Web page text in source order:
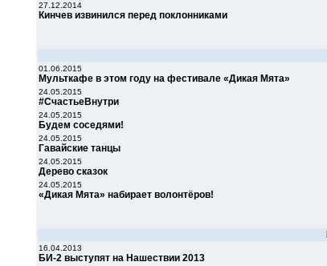
27.12.2014
Кинчев извинился перед поклонниками
01.06.2015
Мульткафе в этом году на фестивале «Дикая Мята»
24.05.2015
#СчастьеВнутри
24.05.2015
Будем соседями!
24.05.2015
Гавайские танцы
24.05.2015
Дерево сказок
24.05.2015
«Дикая Мята» набирает волонтёров!
16.04.2013
БИ-2 выступят на Нашествии 2013